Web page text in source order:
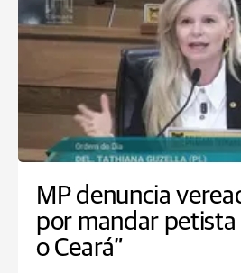
MP denuncia
por mandar petista
o Ceará”